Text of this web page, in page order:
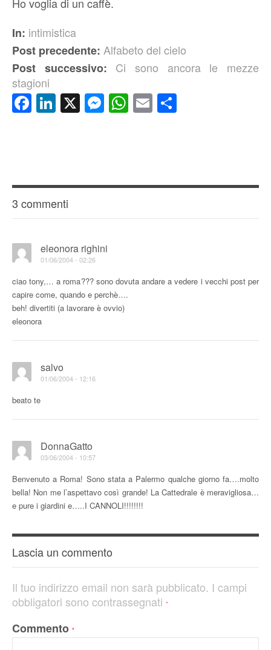
In: intimistica
Post precedente: Alfabeto del cielo
Post successivo: Ci sono ancora le mezze
stagioni
Facebook
LinkedIn
X Messenger
WhatsApp
Email
3 commenti
eleonora righini
01/06/2004 - 02:26
ciao tony,… a roma??? sono dovuta andare a vedere i vecchi post per
capire come, quando e perchè….
beh! divertiti (a lavorare è ovvio)
eleonora
salvo
01/06/2004 - 12:16
beato te
DonnaGatto
03/06/2004 - 10:57
Benvenuto a Roma! Sono stata a Palermo qualche giorno fa….molto
bella! Non me l’aspettavo così grande! La Cattedrale è meravigliosa…
e pure i giardini e…..I CANNOLI!!!!!!!!
Lascia un commento
Il tuo indirizzo email non sarà pubblicato. I campi
obbligatori sono contrassegnati *
Commento *